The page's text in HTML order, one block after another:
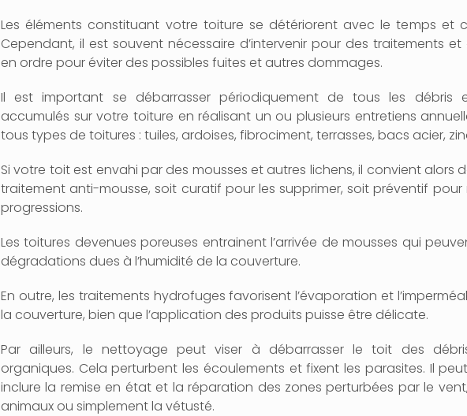
Les éléments constituant votre toiture se détériorent avec le temps et
Cependant, il est souvent nécessaire d’intervenir pour des traitements et
en ordre pour éviter des possibles fuites et autres dommages.
Il est important se débarrasser périodiquement de tous les débris
accumulés sur votre toiture en réalisant un ou plusieurs entretiens
tous types de toitures : tuiles, ardoises, fibrociment, terrasses, bacs acier,
Si votre toit est envahi par des mousses et autres lichens, il convient alors
traitement anti-mousse, soit curatif pour les supprimer, soit préventif pour
progressions.
Les toitures devenues poreuses entrainent l’arrivée de mousses qui
dégradations dues à l’humidité de la couverture.
En outre, les traitements hydrofuges favorisent l’évaporation et
la couverture, bien que l’application des produits puisse être délicate.
Par ailleurs, le nettoyage peut viser à débarrasser le toit des
organiques. Cela perturbent les écoulements et fixent les parasites. Il
inclure la remise en état et la réparation des zones perturbées par le
animaux ou simplement la vétusté.